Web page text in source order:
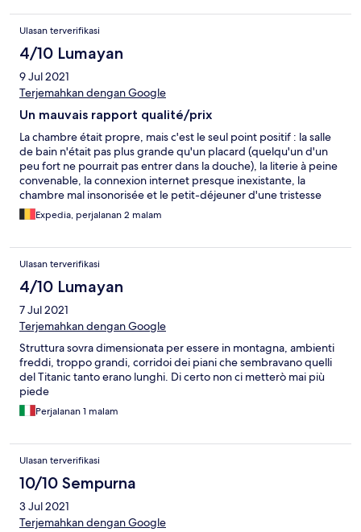
Ulasan terverifikasi
4/10 Lumayan
9 Jul 2021
Terjemahkan dengan Google
Un mauvais rapport qualité/prix
La chambre était propre, mais c'est le seul point positif : la salle
de bain n'était pas plus grande qu'un placard (quelqu'un d'un
peu fort ne pourrait pas entrer dans la douche), la literie à peine
convenable, la connexion internet presque inexistante, la
chambre mal insonorisée et le petit-déjeuner d'une tristesse
sans nom. L'hôtel le plus cher de mon voyage mais de loin le
moins agréable.
Expedia, perjalanan 2 malam
Ulasan terverifikasi
4/10 Lumayan
7 Jul 2021
Terjemahkan dengan Google
Struttura sovra dimensionata per essere in montagna, ambienti
freddi, troppo grandi, corridoi dei piani che sembravano quelli
del Titanic tanto erano lunghi. Di certo non ci metterò mai più
piede
Perjalanan 1 malam
Ulasan terverifikasi
10/10 Sempurna
3 Jul 2021
Terjemahkan dengan Google